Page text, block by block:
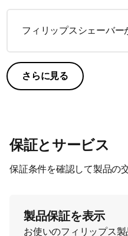
フィリップスシェーバー
さらに見る
保証とサービス
保証条件を確認して製品の
製品保証を表示
お使いのフィリップス